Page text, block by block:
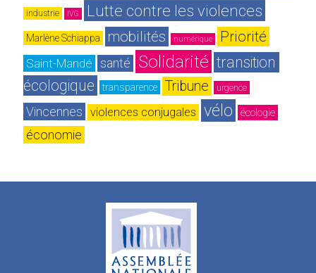
industrie IVG Lutte contre les violences
Marlène Schiappa mobilités numérique Priorité
Saint-Mandé santé Solidarité transition
écologique
transparence Tribune urgence
Vincennes violences conjugales vélo écologie
économie